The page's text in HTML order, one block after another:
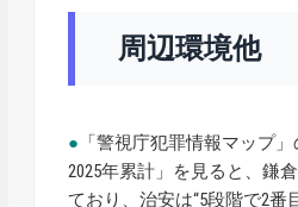
周辺環境他
● 「警視庁犯罪情報マップ
2025年累計」を見ると、鎌
ており、治安は“5段階で2番